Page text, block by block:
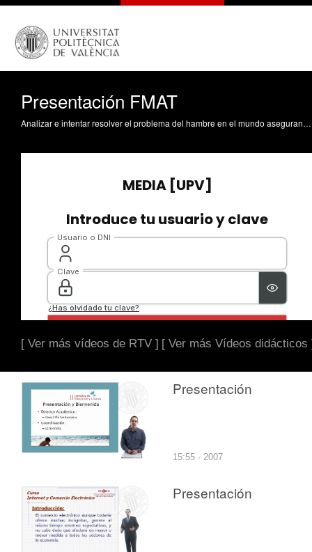
Presentación FMAT
Analizar e intentar resolver el problema del hambre en el mundo asegurando la producción de alimentos. Es uno de los temas centrales que tratará el Foro Mundial sobre el Acceso a la Tierra y a los Recursos Naturales. Un encuentro que tendrá lugar en la Universitat Politècnica de València, del 31 de marzo al 2 de abril y que se espera que reúna a 400 expertos.
[ Ver más vídeos de RTV ] [ Ver más Vídeos didácticos
Presentación
15:55 · 2007
Presentación